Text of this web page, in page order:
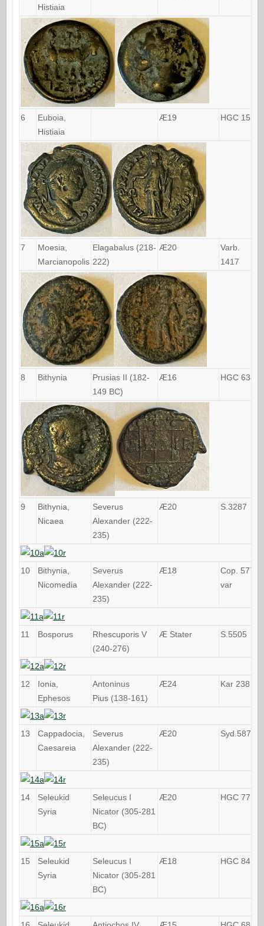
Histiaia
6
Euboia,
Histiaia
Æ19 HGC 1530
7
Moesia,
Marcianopolis
Elagabalus (218-
222)
Æ20
Varb.
1417
8 Bithynia
Prusias II (182-
149 BC)
Æ16 HGC 634
9
Bithynia,
Nicaea
Severus
Alexander (222-
235)
Æ20 S.3287
10
Bithynia,
Nicomedia
Severus
Alexander (222-
235)
Æ18
Cop. 577
var
11 Bosporus
Rhescuporis V
(240-276)
Æ Stater S.5505
12
Ionia,
Ephesos
Antoninus
Pius (138-161)
Æ24 Kar 238
13
Cappadocia,
Caesareia
Severus
Alexander (222-
235)
Æ20 Syd.587a
14
Seleukid
Syria
Seleucus I
Nicator (305-281
BC)
Æ20 HGC 77
15
Seleukid
Syria
Seleucus I
Nicator (305-281
BC)
Æ18 HGC 84